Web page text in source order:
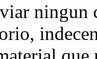
ningun